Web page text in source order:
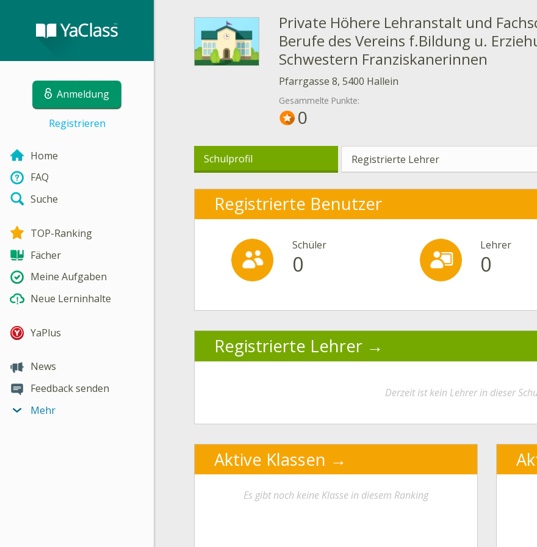
Anmeldung
Registrieren
Home
FAQ
Suche
TOP-Ranking
Fächer
Meine Aufgaben
Neue Lerninhalte
YaPlus
News
Feedback senden
Mehr
Private Höhere Lehranstalt und
Berufe des Vereins f.Bildung u.
Schwestern Franziskanerinnen
Pfarrgasse 8, 5400 Hallein
Gesammelte Punkte:
0
Schulprofil Registrierte Lehrer
Registrierte Benutzer
Schüler
0
Lehrer
0
Registrierte Lehrer
Derzeit ist kein Lehrer in dieser
Aktive Klassen
Es gibt noch keine Klasse in diesem Ranking